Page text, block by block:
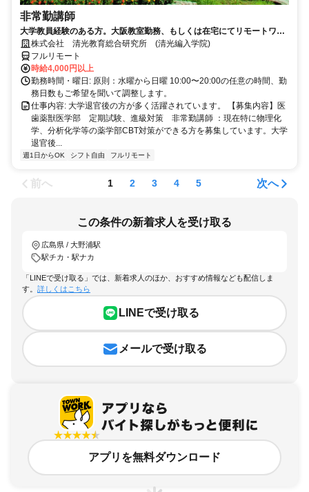
非常勤講師
大学教員経験のある方。大阪教室勤務、もしくは在宅にてリモートワー
ク可能。退官した先生が活躍中。
株式会社 清光教育総合研究所 (清光編入学院)
フルリモート
時給4,000円以上
勤務時間・曜日: 原則：水曜から日曜 10:00〜20:00の任意の時間、勤
務日数もご希望を聞いて調整します。
仕事内容: 大学退官後の方が多く活躍されています。 【募集内容】医
歯薬獣医学部 定期試験、進級対策 非常勤講師 ：現在特に物理化
学、分析化学等の薬学部CBT対策ができる方を募集しています。大学
退官後...
週1日からOK シフト自由 フルリモート
前へ 1 2 3 4 5 次へ
この条件の新着求人を受け取る
広島県 / 大野浦駅
駅チカ・駅ナカ
「LINEで受け取る」では、新着求人のほか、おすすめ情報なども配信しま
す。 詳しくはこちら
LINEで受け取る
メールで受け取る
アプリを無料ダウンロード